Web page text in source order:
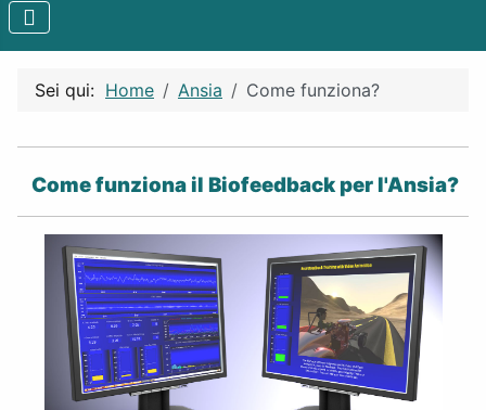
Sei qui: Home Ansia Come funziona?
Come funziona il Biofeedback per l'Ansia?